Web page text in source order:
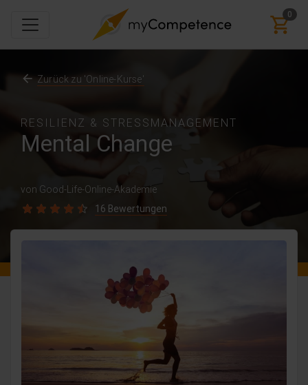
0
RESILIENZ & STRESSMANAGEMENT
Mental Change
von Good-Life-Online-Akademie
16 Bewertungen
Zurück zu 'Online-Kurse'